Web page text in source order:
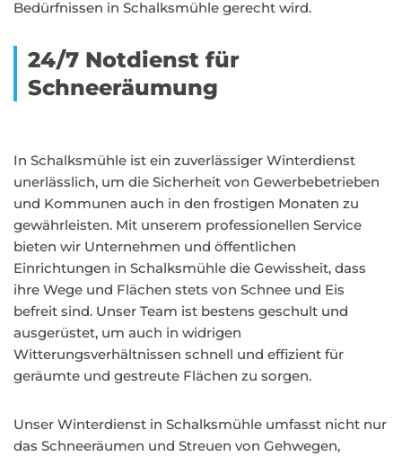
Bedürfnissen in Schalksmühle gerecht wird.
24/7 Notdienst für
Schneeräumung
In Schalksmühle ist ein zuverlässiger Winterdienst
unerlässlich, um die Sicherheit von Gewerbebetrieben
und Kommunen auch in den frostigen Monaten zu
gewährleisten. Mit unserem professionellen Service
bieten wir Unternehmen und öffentlichen
Einrichtungen in Schalksmühle die Gewissheit, dass
ihre Wege und Flächen stets von Schnee und Eis
befreit sind. Unser Team ist bestens geschult und
ausgerüstet, um auch in widrigen
Witterungsverhältnissen schnell und effizient für
geräumte und gestreute Flächen zu sorgen.
Unser Winterdienst in Schalksmühle umfasst nicht nur
das Schneeräumen und Streuen von Gehwegen,